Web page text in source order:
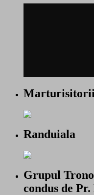
Randuiala
Grupul
condus de